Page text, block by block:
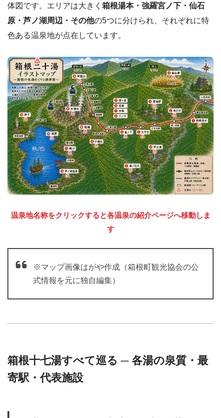
体図です。エリアは大きく 箱根湯本・強羅宮ノ下・仙石
原・芦ノ湖周辺・その他の5つに分けられ、それぞれに特
色ある温泉地が点在しています。
温泉地名称をクリックすると各温泉の紹介ページへ移動しま
す
※マップ画像はがや作成（箱根町観光協会の公
式情報を元に独自編集）
箱根十七湯すべて巡る ─ 各湯の泉質・最
寄駅・代表施設